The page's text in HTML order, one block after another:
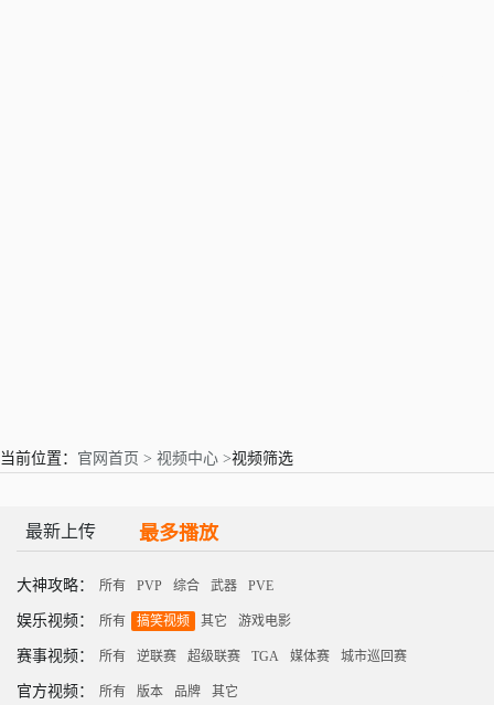
当前位置： 官网首页 > 视频中心 >视频筛选
最新上传 最多播放
大神攻略： 所有 PVP 综合 武器 PVE
娱乐视频： 所有 搞笑视频 其它 游戏电影
赛事视频： 所有 逆联赛 超级联赛 TGA 媒体赛 城市巡回赛
官方视频： 所有 版本 品牌 其它